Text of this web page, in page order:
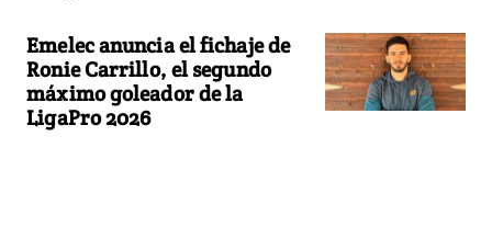
Emelec anuncia el fichaje de
Ronie Carrillo, el segundo
máximo goleador de la
LigaPro 2026